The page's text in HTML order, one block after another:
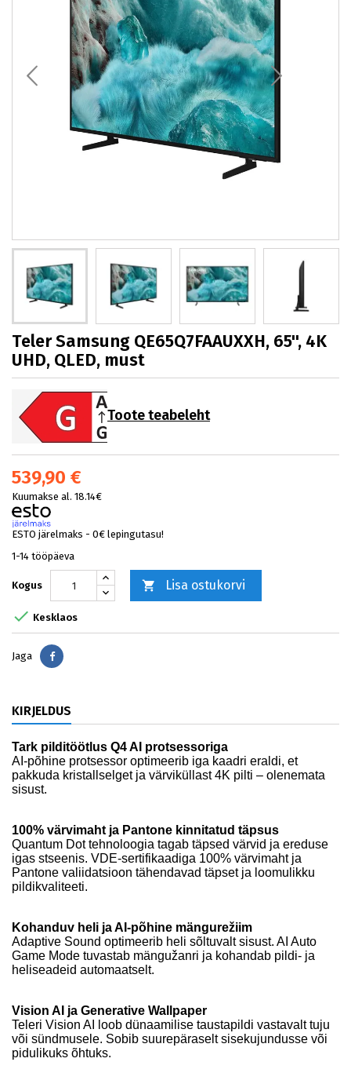
Teler Samsung QE65Q7FAAUXXH, 65'', 4K
UHD, QLED, must
Toote teabeleht
539,90 €
Kuumakse al. 18.14€
ESTO järelmaks - 0€ lepingutasu!
1-14 tööpäeva
Kogus  Lisa ostukorvi
 Kesklaos
Jaga Jaga
KIRJELDUS
Tark pilditöötlus Q4 AI protsessoriga
AI-põhine protsessor optimeerib iga kaadri eraldi, et
pakkuda kristallselget ja värviküllast 4K pilti – olenemata
sisust.
100% värvimaht ja Pantone kinnitatud täpsus
Quantum Dot tehnoloogia tagab täpsed värvid ja ereduse
igas stseenis. VDE-sertifikaadiga 100% värvimaht ja
Pantone valiidatsioon tähendavad täpset ja loomulikku
pildikvaliteeti.
Kohanduv heli ja AI-põhine mängurežiim
Adaptive Sound optimeerib heli sõltuvalt sisust. AI Auto
Game Mode tuvastab mängužanri ja kohandab pildi- ja
heliseadeid automaatselt.
Vision AI ja Generative Wallpaper
Teleri Vision AI loob dünaamilise taustapildi vastavalt tuju
või sündmusele. Sobib suurepäraselt sisekujundusse või
pidulikuks õhtuks.